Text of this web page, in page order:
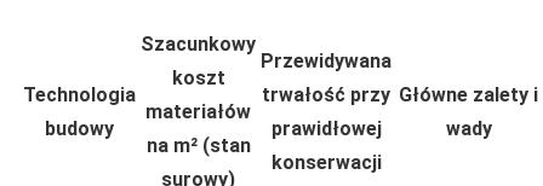
Technologia
budowy
Szacunkowy
koszt
materiałów
na m² (stan
surowy)
Przewidywana
trwałość przy
prawidłowej
konserwacji
Główne zalety i
wady